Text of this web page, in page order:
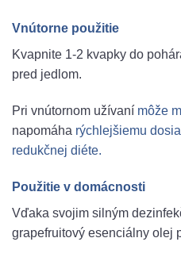
Vnútorne použitie
Kvapnite 1-2 kvapky do
pred jedlom.
Pri vnútornom užívaní môže
napomáha rýchlejšiemu
redukčnej diéte.
Použitie v domácnosti
Vďaka svojim silným
grapefruitový esenciálny olej